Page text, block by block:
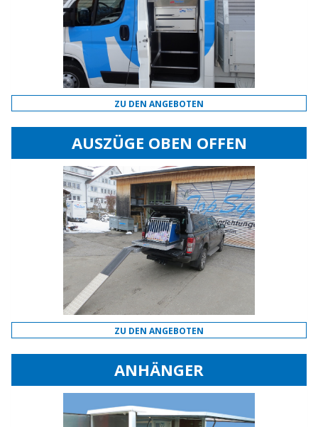
ZU DEN ANGEBOTEN
AUSZÜGE OBEN OFFEN
ZU DEN ANGEBOTEN
ANHÄNGER